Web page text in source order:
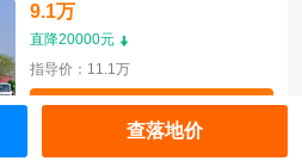
9.1万
直降20000元
指导价：11.1万
查落地价
查落地价